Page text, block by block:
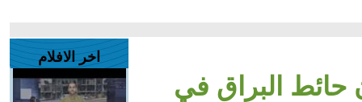
حائط البراق في
اخر الافلام